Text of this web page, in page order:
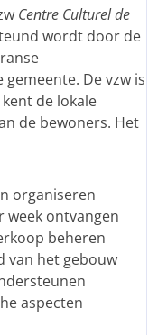
Centre Culturel de
wordt door de
De vzw is
de lokale
de bewoners. Het
organiseren
week ontvangen
beheren
van het gebouw
aspecten